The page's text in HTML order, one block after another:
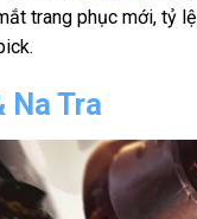
trang phục mới, tỷ
Na Tra